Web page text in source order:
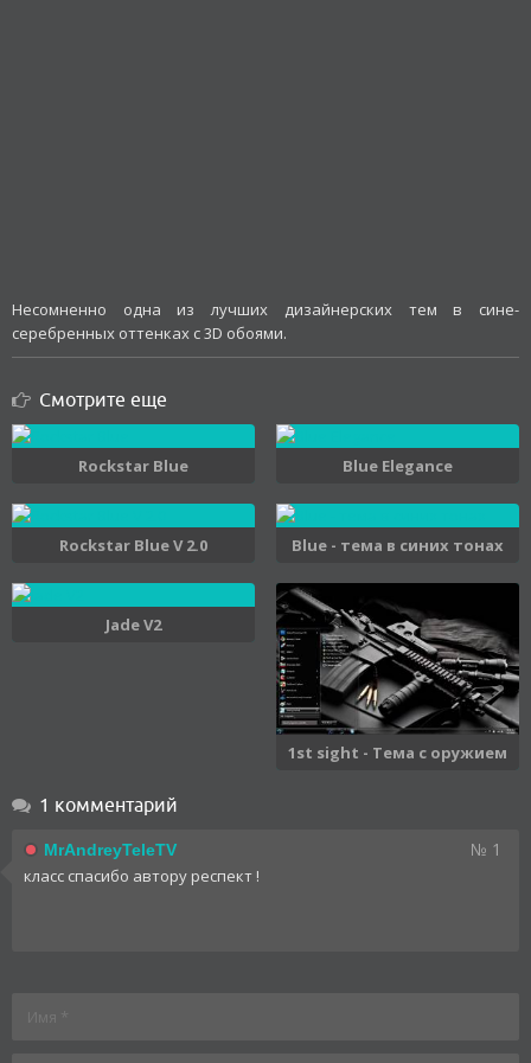
Несомненно одна из лучших дизайнерских тем в сине-
серебренных оттенках с 3D обоями.
Смотрите еще
Rockstar Blue Blue Elegance
Rockstar Blue V 2.0 Blue - тема в синих тонах
Jade V2
1st sight - Тема с оружием
1 комментарий
MrAndreyTeleTV № 1
класс спасибо автору респект !